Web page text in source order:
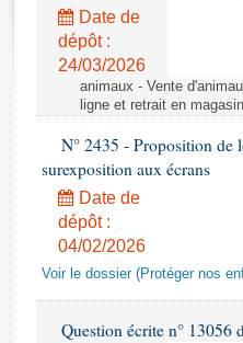
Rapports législatifs
Rapports sur l'application des
Baromètre de l’application
Dossiers législatifs
Budget et sécurité sociale
Questions écrites et orales
Comptes rendus des débats
Date de
dépôt :
24/03/2026
animaux - Vente
ligne et retrait en
N° 2435 - Proposition de
surexposition aux écrans
Date de
dépôt :
04/02/2026
Voir le dossier (Protéger nos
Question écrite n° 13056